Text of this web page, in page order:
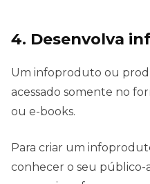
4. Desenvolva
Um infoproduto ou
acessado somente no
ou e-books.
Para criar um
conhecer o seu público-